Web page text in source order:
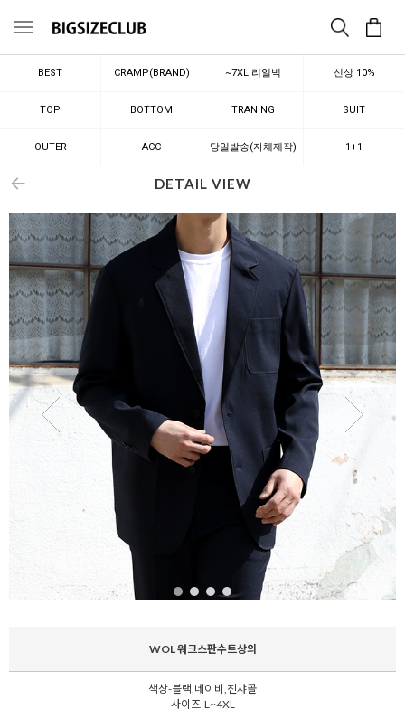
메뉴
BEST CRAMP(BRAND) ~7XL 리얼빅 신상 10%
TOP BOTTOM TRANING SUIT
OUTER ACC 당일발송(자체제작) 1+1
DETAIL VIEW
WOL 워크스판수트상의
색상-블랙,네이비,진챠콜
사이즈-L~4XL